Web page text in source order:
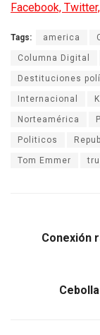
Facebook, Twitter,
Tags: america
Columna Digital
Destituciones
Internacional
Norteamérica
Politicos
Tom Emmer
Conexión